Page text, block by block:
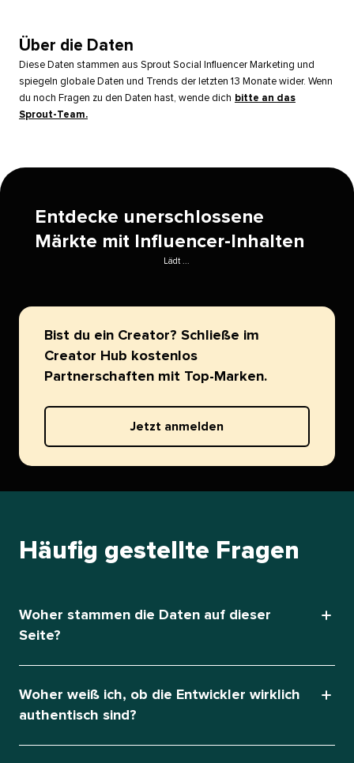
Über die Daten​​
Diese Daten stammen aus Sprout Social Influencer Marketing und
spiegeln globale Daten und Trends der letzten 13 Monate wider. Wenn
du noch Fragen zu den Daten hast, wende dich bitte an das
Sprout-Team.​​
Entdecke unerschlossene
Märkte mit Influencer-Inhalten​​
Lädt ...​​
Bist du ein Creator? Schließe im
Creator Hub kostenlos
Partnerschaften mit Top-Marken.​​
Jetzt anmelden​​
Häufig gestellte Fragen​​
Woher stammen die Daten auf dieser
Seite?​​
Woher weiß ich, ob die Entwickler wirklich
authentisch sind?​​